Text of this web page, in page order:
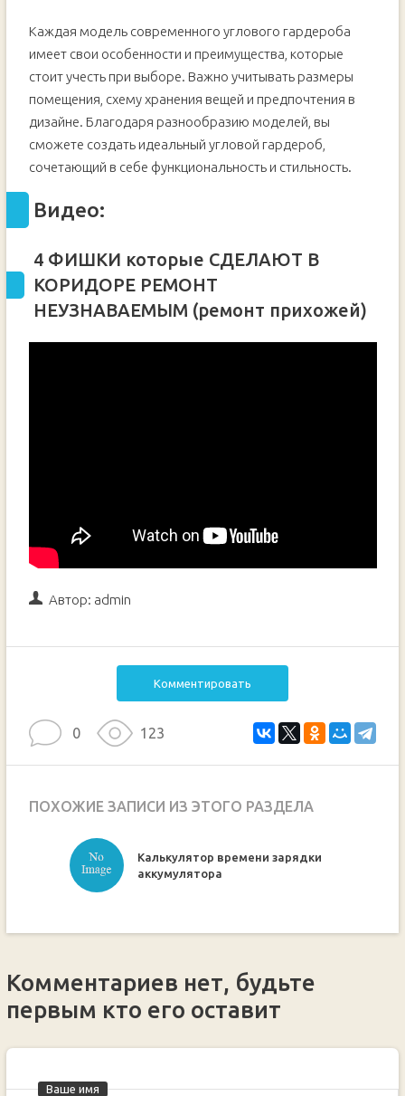
Каждая модель современного углового гардероба
имеет свои особенности и преимущества, которые
стоит учесть при выборе. Важно учитывать размеры
помещения, схему хранения вещей и предпочтения в
дизайне. Благодаря разнообразию моделей, вы
сможете создать идеальный угловой гардероб,
сочетающий в себе функциональность и стильность.
Видео:
4 ФИШКИ которые СДЕЛАЮТ В
КОРИДОРЕ РЕМОНТ
НЕУЗНАВАЕМЫМ (ремонт прихожей)
Автор: admin
Комментировать
0 123
ПОХОЖИЕ ЗАПИСИ ИЗ ЭТОГО РАЗДЕЛА
Калькулятор времени зарядки
аккумулятора
Комментариев нет, будьте
первым кто его оставит
Ваше имя